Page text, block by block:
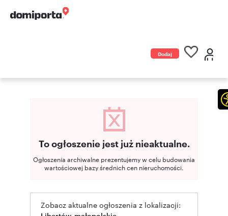
Dodaj
To ogłoszenie jest już nieaktualne.
Ogłoszenia archiwalne prezentujemy w celu budowania
wartościowej bazy średnich cen nieruchomości.
Zobacz aktualne ogłoszenia z lokalizacji: